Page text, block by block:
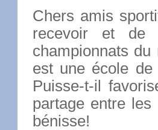
Chers amis
recevoir et de
championnats
est une école
Puisse-t-il
partage entre
bénisse!